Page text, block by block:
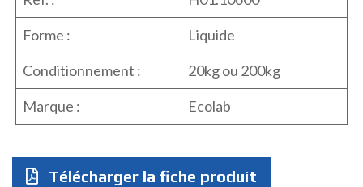
Forme :
Liquide
Conditionnement :
20kg ou 200kg
Marque :
Ecolab
Télécharger la fiche produit